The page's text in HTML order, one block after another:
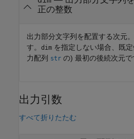
正の整数
出力部分文字列を配置する次元
す。 dim を指定しない場合、既
力配列
str の) 最初の後続次元で
出力引数
すべて折りたたむ